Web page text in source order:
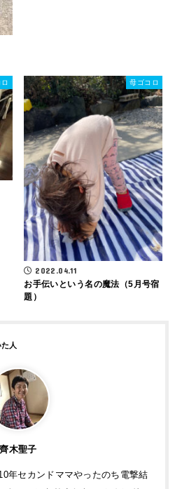
母ゴコロ
2022.04.11
お手伝いという名の魔法（5月号宿
題）
齊木聖子
年セカンドママやったのち電撃結